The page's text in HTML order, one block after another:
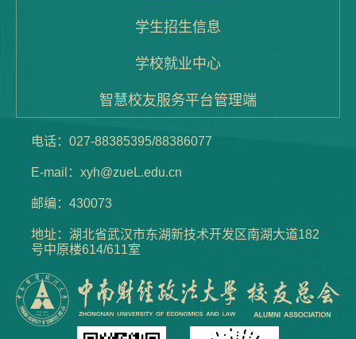
学生招生信息
学校就业中心
智慧校友服务平台管理端
电话：027-88385395/88386077
E-mail：xyh@zueL.edu.cn
邮编：430073
地址：湖北省武汉市东湖新技术开发区南湖大道182
号中原楼614/611室